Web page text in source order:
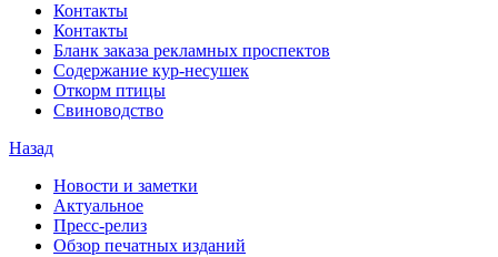
Контакты
Контакты
Бланк заказа рекламных проспектов
Содержание кур-несушек
Откорм птицы
Свиноводство
Назад
Новости и заметки
Актуальное
Пресс-релиз
Обзор печатных изданий